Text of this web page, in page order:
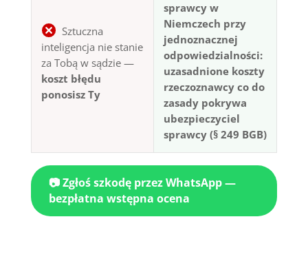
Sztuczna
inteligencja nie stanie
za Tobą w sądzie —
koszt błędu
ponosisz Ty
sprawcy w
Niemczech przy
jednoznacznej
odpowiedzialności:
uzasadnione koszty
rzeczoznawcy co do
zasady pokrywa
ubezpieczyciel
sprawcy (§ 249 BGB)
📷 Zgłoś szkodę przez WhatsApp —
bezpłatna wstępna ocena